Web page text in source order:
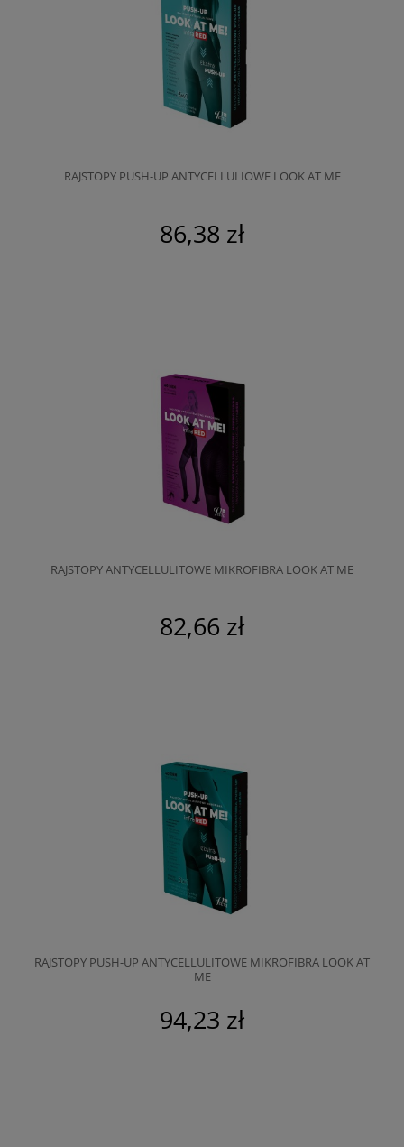
RAJSTOPY PUSH-UP ANTYCELLULIOWE LOOK AT ME
86,38 zł
RAJSTOPY ANTYCELLULITOWE MIKROFIBRA LOOK AT ME
82,66 zł
RAJSTOPY PUSH-UP ANTYCELLULITOWE MIKROFIBRA LOOK AT
ME
94,23 zł